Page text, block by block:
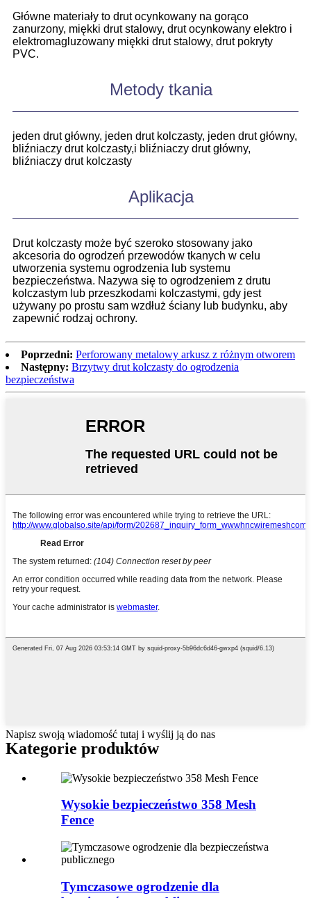
Główne materiały to drut ocynkowany na gorąco
zanurzony, miękki drut stalowy, drut ocynkowany elektro i
elektromagluzowany miękki drut stalowy, drut pokryty
PVC.
Metody tkania
jeden drut główny, jeden drut kolczasty, jeden drut główny,
bliźniaczy drut kolczasty,i bliźniaczy drut główny,
bliźniaczy drut kolczasty
Aplikacja
Drut kolczasty może być szeroko stosowany jako
akcesoria do ogrodzeń przewodów tkanych w celu
utworzenia systemu ogrodzenia lub systemu
bezpieczeństwa. Nazywa się to ogrodzeniem z drutu
kolczastym lub przeszkodami kolczastymi, gdy jest
używany po prostu sam wzdłuż ściany lub budynku, aby
zapewnić rodzaj ochrony.
Poprzedni: Perforowany metalowy arkusz z różnym otworem
Następny: Brzytwy drut kolczasty do ogrodzenia
bezpieczeństwa
Napisz swoją wiadomość tutaj i wyślij ją do nas
Kategorie produktów
Wysokie bezpieczeństwo 358 Mesh
Fence
Tymczasowe ogrodzenie dla